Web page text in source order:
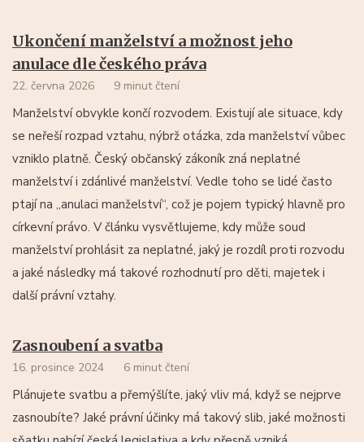
Ukončení manželství a možnost jeho
anulace dle českého práva
22. června 2026 9 minut čtení
Manželství obvykle končí rozvodem. Existují ale situace, kdy
se neřeší rozpad vztahu, nýbrž otázka, zda manželství vůbec
vzniklo platně. Český občanský zákoník zná neplatné
manželství i zdánlivé manželství. Vedle toho se lidé často
ptají na „anulaci manželství“, což je pojem typický hlavně pro
církevní právo. V článku vysvětlujeme, kdy může soud
manželství prohlásit za neplatné, jaký je rozdíl proti rozvodu
a jaké následky má takové rozhodnutí pro děti, majetek i
další právní vztahy.
Zasnoubení a svatba
16. prosince 2024 6 minut čtení
Plánujete svatbu a přemýšlíte, jaký vliv má, když se nejprve
zasnoubíte? Jaké právní účinky má takový slib, jaké možnosti